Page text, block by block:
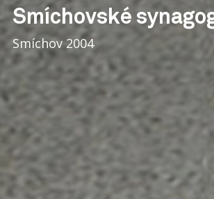
Smíchovské
Smíchov 2004